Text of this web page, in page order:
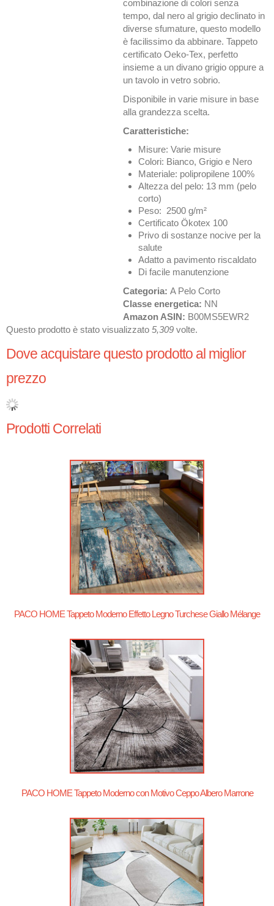
combinazione di colori senza
tempo, dal nero al grigio declinato in
diverse sfumature, questo modello
è facilissimo da abbinare. Tappeto
certificato Oeko-Tex, perfetto
insieme a un divano grigio oppure a
un tavolo in vetro sobrio.
Disponibile in varie misure in base
alla grandezza scelta.
Caratteristiche:
Misure: Varie misure
Colori: Bianco, Grigio e Nero
Materiale: polipropilene 100%
Altezza del pelo: 13 mm (pelo
corto)
Peso: 2500 g/m²
Certificato Ökotex 100
Privo di sostanze nocive per la
salute
Adatto a pavimento riscaldato
Di facile manutenzione
Categoria:A Pelo Corto
Classe energetica: NN
Amazon ASIN: B00MS5EWR2
Questo prodotto è stato visualizzato 5,309 volte.
Dove acquistare questo prodotto al miglior
prezzo
Prodotti Correlati
PACO HOME Tappeto Moderno Effetto Legno Turchese Giallo Mélange
PACO HOME Tappeto Moderno con Motivo Ceppo Albero Marrone